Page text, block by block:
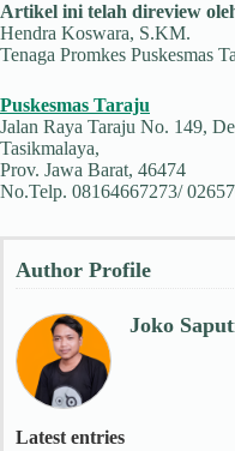
Artikel ini telah direview
Hendra Koswara, S.KM.
Tenaga Promkes Puskesmas
Puskesmas Taraju
Jalan Raya Taraju No. 149,
Tasikmalaya,
Prov. Jawa Barat, 46474
No.Telp. 08164667273/
Author Profile
Joko
Latest entries